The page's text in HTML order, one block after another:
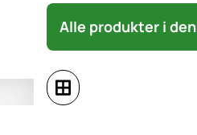
Alle produkter i